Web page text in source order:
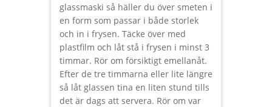
glassmaski så häller du över smeten i
en form som passar i både storlek
och in i frysen. Täcke över med
plastfilm och låt stå i frysen i minst 3
timmar. Rör om försiktigt emellanåt.
Efter de tre timmarna eller lite längre
så låt glassen tina en liten stund tills
det är dags att servera. Rör om var